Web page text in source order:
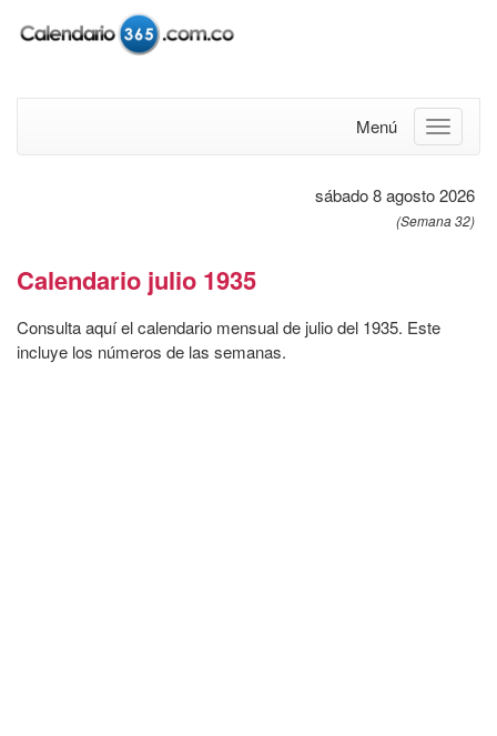
Menú
sábado 8 agosto 2026
(Semana 32)
Calendario julio 1935
Consulta aquí el calendario mensual de julio del 1935. Este
incluye los números de las semanas.